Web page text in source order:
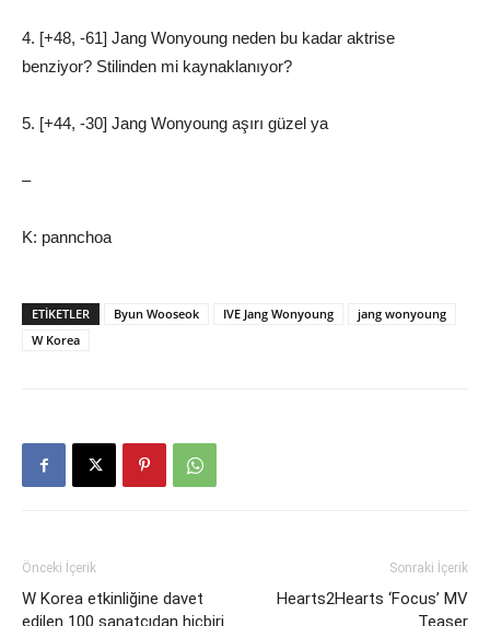
4. [+48, -61] Jang Wonyoung neden bu kadar aktrise
benziyor? Stilinden mi kaynaklanıyor?
5. [+44, -30] Jang Wonyoung aşırı güzel ya
–
K: pannchoa
ETIKETLER Byun Wooseok IVE Jang Wonyoung
jang wonyoung
W Korea
Önceki İçerik
W Korea etkinliğine davet
edilen 100 sanatçıdan hiçbiri
Sonraki İçerik
Hearts2Hearts ‘Focus’ MV
Teaser